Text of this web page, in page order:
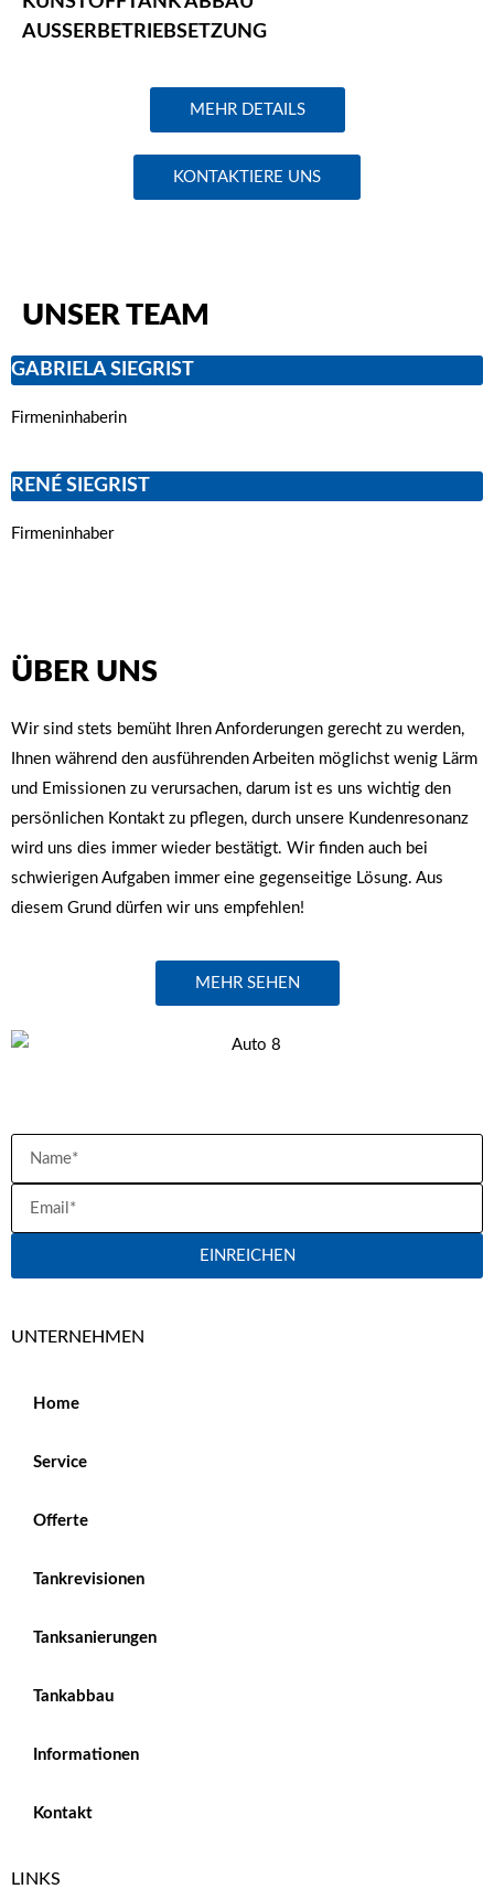
AUSSERBETRIEBSETZUNG
MEHR DETAILS
KONTAKTIERE UNS
UNSER TEAM
GABRIELA SIEGRIST
Firmeninhaberin
RENÉ SIEGRIST
Firmeninhaber
ÜBER UNS
Wir sind stets bemüht Ihren Anforderungen gerecht zu werden,
Ihnen während den ausführenden Arbeiten möglichst wenig Lärm
und Emissionen zu verursachen, darum ist es uns wichtig den
persönlichen Kontakt zu pflegen, durch unsere Kundenresonanz
wird uns dies immer wieder bestätigt. Wir finden auch bei
schwierigen Aufgaben immer eine gegenseitige Lösung. Aus
diesem Grund dürfen wir uns empfehlen!
MEHR SEHEN
EINREICHEN
UNTERNEHMEN
Home
Service
Offerte
Tankrevisionen
Tanksanierungen
Tankabbau
Informationen
Kontakt
LINKS